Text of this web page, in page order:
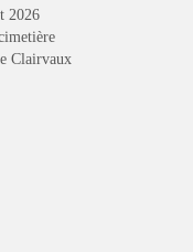
2026
Clairvaux